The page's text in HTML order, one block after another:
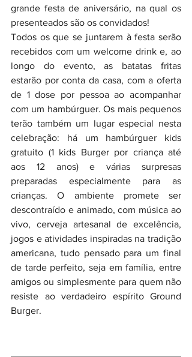
grande festa de aniversário, na qual os
presenteados são os convidados!
Todos os que se juntarem à festa serão
recebidos com um welcome drink e, ao
longo do evento, as batatas fritas
estarão por conta da casa, com a oferta
de 1 dose por pessoa ao acompanhar
com um hambúrguer. Os mais pequenos
terão também um lugar especial nesta
celebração: há um hambúrguer kids
gratuito (1 kids Burger por criança até
aos 12 anos) e várias surpresas
preparadas especialmente para as
crianças. O ambiente promete ser
descontraído e animado, com música ao
vivo, cerveja artesanal de excelência,
jogos e atividades inspiradas na tradição
americana, tudo pensado para um final
de tarde perfeito, seja em família, entre
amigos ou simplesmente para quem não
resiste ao verdadeiro espírito Ground
Burger.